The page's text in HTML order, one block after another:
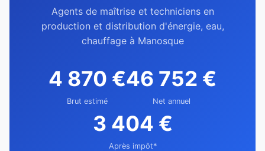
Agents de maîtrise et techniciens en
production et distribution d'énergie, eau,
chauffage à Manosque
4 870 €
Brut estimé
46 752 €
Net annuel
3 404 €
Après impôt*